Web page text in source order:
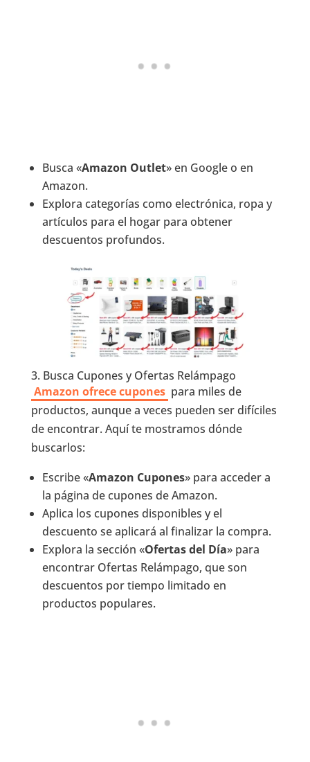
Busca «Amazon Outlet» en Google o en
Amazon.
Explora categorías como electrónica, ropa y
artículos para el hogar para obtener
descuentos profundos.
3. Busca Cupones y Ofertas Relámpago
Amazon ofrece cupones para miles de
productos, aunque a veces pueden ser difíciles
de encontrar. Aquí te mostramos dónde
buscarlos:
Escribe «Amazon Cupones» para acceder a
la página de cupones de Amazon.
Aplica los cupones disponibles y el
descuento se aplicará al finalizar la compra.
Explora la sección «Ofertas del Día» para
encontrar Ofertas Relámpago, que son
descuentos por tiempo limitado en
productos populares.